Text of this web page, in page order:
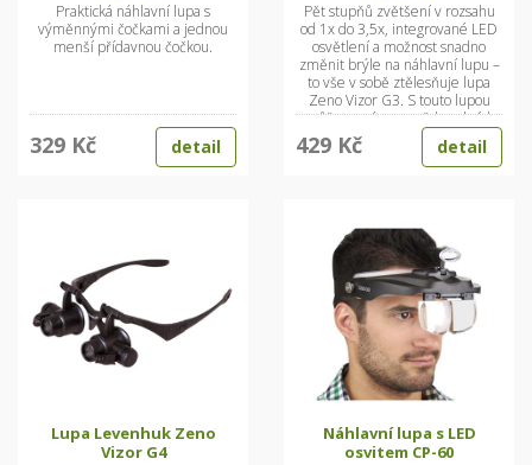
Praktická náhlavní lupa s
výměnnými čočkami a jednou
menší přídavnou čočkou.
detail
329 Kč
Pět stupňů zvětšení v rozsahu
od 1x do 3,5x, integrované LED
osvětlení a možnost snadno
změnit brýle na náhlavní lupu –
to vše v sobě ztělesňuje lupa
Zeno Vizor G3. S touto lupou
můžete mít ruce vždy volné k
provádění práce vyžadující
vysokou přesnostdetail
429 Kč
Lupa Levenhuk Zeno
Vizor G4
Náhlavní lupa s LED
osvitem CP-60